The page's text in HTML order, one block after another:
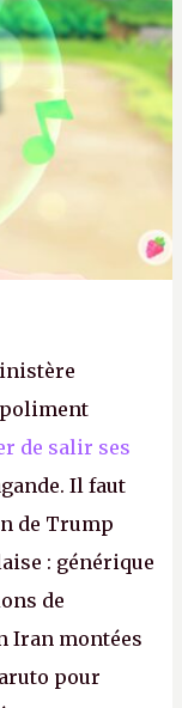
des
de salir ses
Il faut
de Trump
: générique
de
Iran montées
pour